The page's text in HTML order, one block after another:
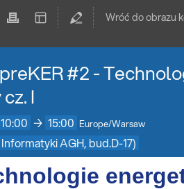
Wróć do obrazu
#2 -
I
→ 15:00 Europe/Warsaw
Informatyki AGH, bud.D-17)